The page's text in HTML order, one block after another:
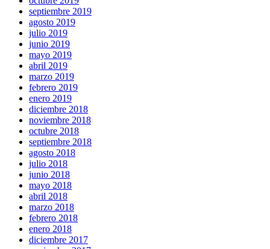
septiembre 2019
agosto 2019
julio 2019
junio 2019
mayo 2019
abril 2019
marzo 2019
febrero 2019
enero 2019
diciembre 2018
noviembre 2018
octubre 2018
septiembre 2018
agosto 2018
julio 2018
junio 2018
mayo 2018
abril 2018
marzo 2018
febrero 2018
enero 2018
diciembre 2017